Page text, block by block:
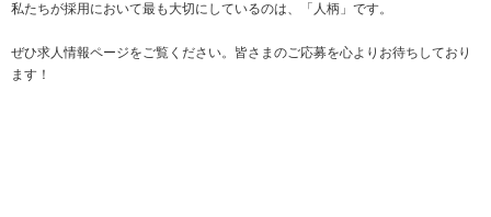
私たちが採用において最も大切にしているのは、「人柄」です。
ぜひ求人情報ページをご覧ください。皆さまのご応募を心よりお待ちしており
ます！